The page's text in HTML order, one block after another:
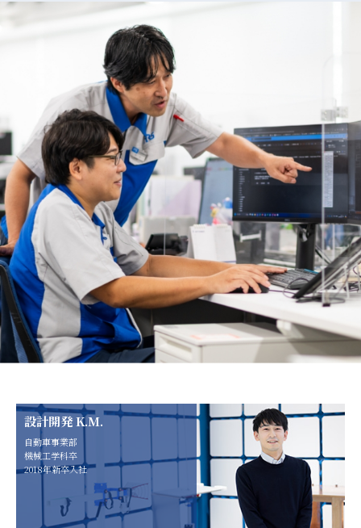
設計開発 K.M.
自動車事業部
機械工学科卒
2018年新卒入社